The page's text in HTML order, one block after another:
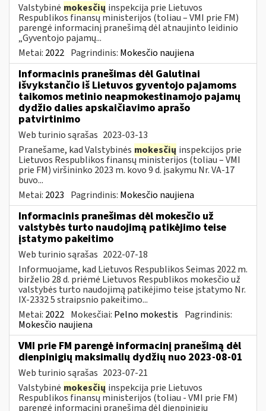
Valstybinė mokesčių inspekcija prie Lietuvos
Respublikos finansų ministerijos (toliau – VMI prie FM)
parengė informacinį pranešimą dėl atnaujinto leidinio
„Gyventojo pajamų...
Metai: 2022 Pagrindinis: Mokesčio naujiena
Informacinis pranešimas dėl Galutinai
išvykstančio iš Lietuvos gyventojo pajamoms
taikomos metinio neapmokestinamojo pajamų
dydžio dalies apskaičiavimo aprašo
patvirtinimo
Web turinio sąrašas 2023-03-13
Pranešame, kad Valstybinės mokesčių inspekcijos prie
Lietuvos Respublikos finansų ministerijos (toliau – VMI
prie FM) viršininko 2023 m. kovo 9 d. įsakymu Nr. VA-17
buvo...
Metai: 2023 Pagrindinis: Mokesčio naujiena
Informacinis pranešimas dėl mokesčio už
valstybės turto naudojimą patikėjimo teise
įstatymo pakeitimo
Web turinio sąrašas 2022-07-18
Informuojame, kad Lietuvos Respublikos Seimas 2022 m.
birželio 28 d. priėmė Lietuvos Respublikos mokesčio už
valstybės turto naudojimą patikėjimo teise įstatymo Nr.
IX-2332 5 straipsnio pakeitimo...
Metai: 2022 Mokesčiai: Pelno mokestis Pagrindinis:
Mokesčio naujiena
VMI prie FM parengė informacinį pranešimą dėl
dienpinigių maksimalių dydžių nuo 2023-08-01
Web turinio sąrašas 2023-07-21
Valstybinė mokesčių inspekcija prie Lietuvos
Respublikos finansų ministerijos (toliau - VMI prie FM)
parengė informacinį pranešimą dėl dienpinigių